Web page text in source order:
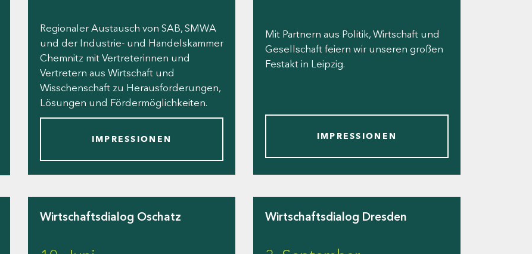
Regionaler Austausch von SAB, SMWA
und der Industrie- und Handelskammer
Chemnitz mit Vertreterinnen und
Vertretern aus Wirtschaft und
Wisschenschaft zu Herausforderungen,
Lösungen und Fördermöglichkeiten.
IMPRESSIONEN
Mit Partnern aus Politik, Wirtschaft und
Gesellschaft feiern wir unseren großen
Festakt in Leipzig.
IMPRESSIONEN
Wirtschaftsdialog Oschatz Wirtschaftsdialog Dresden